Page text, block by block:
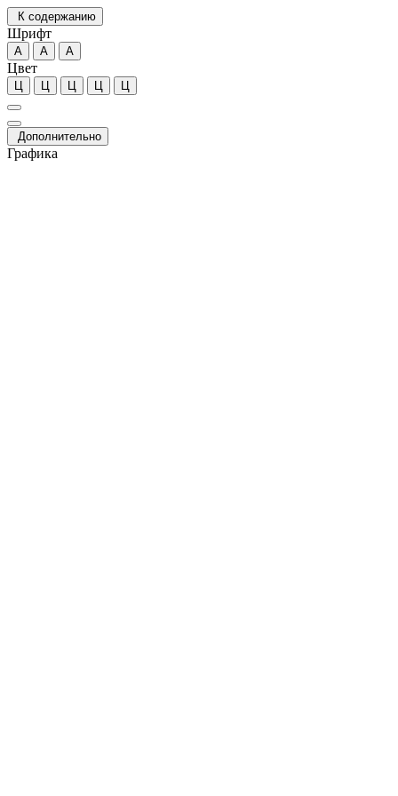
К содержанию
Шрифт
А А А
Цвет
Ц Ц Ц Ц Ц
Дополнительно
Графика